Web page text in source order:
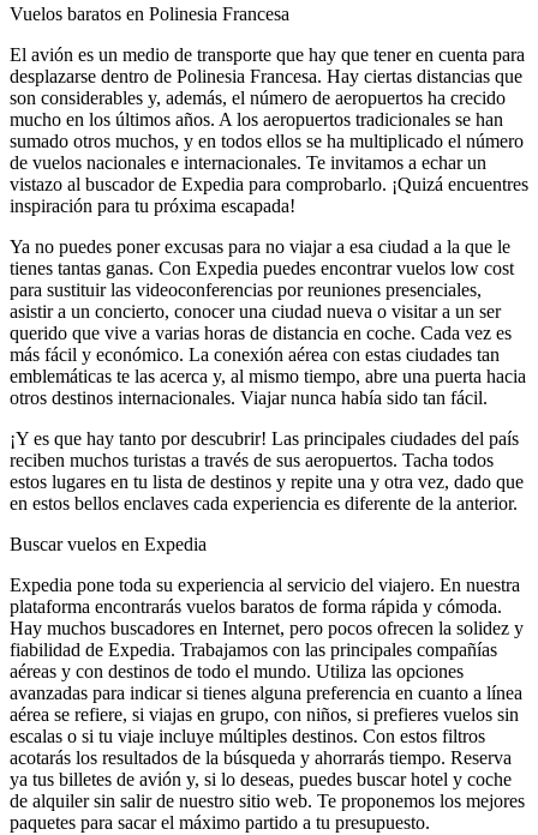
Vuelos baratos en Polinesia Francesa
El avión es un medio de transporte que hay que tener en cuenta para
desplazarse dentro de Polinesia Francesa. Hay ciertas distancias que
son considerables y, además, el número de aeropuertos ha crecido
mucho en los últimos años. A los aeropuertos tradicionales se han
sumado otros muchos, y en todos ellos se ha multiplicado el número
de vuelos nacionales e internacionales. Te invitamos a echar un
vistazo al buscador de Expedia para comprobarlo. ¡Quizá encuentres
inspiración para tu próxima escapada!
Ya no puedes poner excusas para no viajar a esa ciudad a la que le
tienes tantas ganas. Con Expedia puedes encontrar vuelos low cost
para sustituir las videoconferencias por reuniones presenciales,
asistir a un concierto, conocer una ciudad nueva o visitar a un ser
querido que vive a varias horas de distancia en coche. Cada vez es
más fácil y económico. La conexión aérea con estas ciudades tan
emblemáticas te las acerca y, al mismo tiempo, abre una puerta hacia
otros destinos internacionales. Viajar nunca había sido tan fácil.
¡Y es que hay tanto por descubrir! Las principales ciudades del país
reciben muchos turistas a través de sus aeropuertos. Tacha todos
estos lugares en tu lista de destinos y repite una y otra vez, dado que
en estos bellos enclaves cada experiencia es diferente de la anterior.
Buscar vuelos en Expedia
Expedia pone toda su experiencia al servicio del viajero. En nuestra
plataforma encontrarás vuelos baratos de forma rápida y cómoda.
Hay muchos buscadores en Internet, pero pocos ofrecen la solidez y
fiabilidad de Expedia. Trabajamos con las principales compañías
aéreas y con destinos de todo el mundo. Utiliza las opciones
avanzadas para indicar si tienes alguna preferencia en cuanto a línea
aérea se refiere, si viajas en grupo, con niños, si prefieres vuelos sin
escalas o si tu viaje incluye múltiples destinos. Con estos filtros
acotarás los resultados de la búsqueda y ahorrarás tiempo. Reserva
ya tus billetes de avión y, si lo deseas, puedes buscar hotel y coche
de alquiler sin salir de nuestro sitio web. Te proponemos los mejores
paquetes para sacar el máximo partido a tu presupuesto.